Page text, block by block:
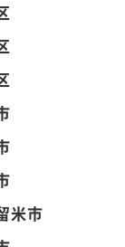
米市